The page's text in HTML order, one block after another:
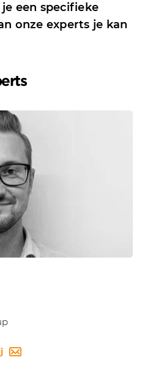
een specifieke
onze experts je kan